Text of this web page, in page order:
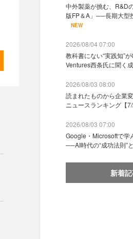
中外製薬が挑む、R&D
版FP＆A」──長期大型
NEW
2026/08/04 07:00
教科書にない“実践知”
Ventures西条氏に聞く
2026/08/03 08:00
読まれたものから企業
ニュースランキング【7/
2026/08/03 07:00
Google・Microsoftで学
──AI時代の“成功法則”
新着